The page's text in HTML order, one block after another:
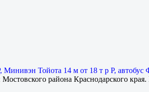
Минивэн Тойота 14 м от 18 т р Р,
района Краснодарского